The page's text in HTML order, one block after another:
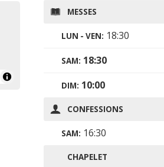
MESSES
LUN - VEN: 18:30
SAM: 18:30
DIM: 10:00
CONFESSIONS
SAM: 16:30
CHAPELET